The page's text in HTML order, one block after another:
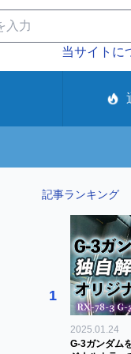
当サイトに
記事ランキング
1
2025.01.24
G-3ガンダム